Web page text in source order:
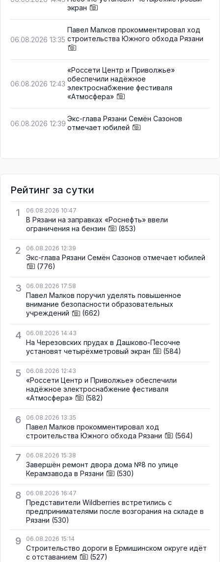
экран
06.08.2026 13:35
Павел Малков прокомментировал ход
строительства Южного обхода Рязани
06.08.2026 12:43
«Россети Центр и Приволжье»
обеспечили надёжное
электроснабжение фестиваля
«Атмосфера»
06.08.2026 12:39
Экс-глава Рязани Семён Сазонов
отмечает юбилей
Рейтинг за сутки
1
06.08.2026 10:47
В Рязани на заправках «Роснефть» ввели
ограничения на бензин
(853)
2 06.08.2026 12:39
Экс-глава Рязани Семён Сазонов отмечает юбилей
(776)
3 06.08.2026 17:58
Павел Малков поручил уделять повышенное
внимание безопасности образовательных
учреждений
(662)
4 06.08.2026 14:43
На Черезовских прудах в Дашково-Песочне
установят четырёхметровый экран
(584)
5 06.08.2026 12:43
«Россети Центр и Приволжье» обеспечили
надёжное электроснабжение фестиваля
«Атмосфера»
(582)
6 06.08.2026 13:35
Павел Малков прокомментировал ход
строительства Южного обхода Рязани
(564)
7 06.08.2026 15:38
Завершён ремонт двора дома №8 по улице
Керамзавода в Рязани
(530)
8 06.08.2026 16:47
Представители Wildberries встретились с
предпринимателями после возгорания на складе в
Рязани (530)
9 06.08.2026 15:14
Строительство дороги в Ермишинском округе идёт
с отставанием
(527)